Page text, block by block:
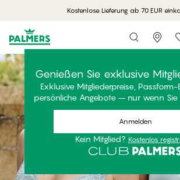
Kostenlose Lieferung ab 70 EUR
Bra Fit
Guide zur
Passform